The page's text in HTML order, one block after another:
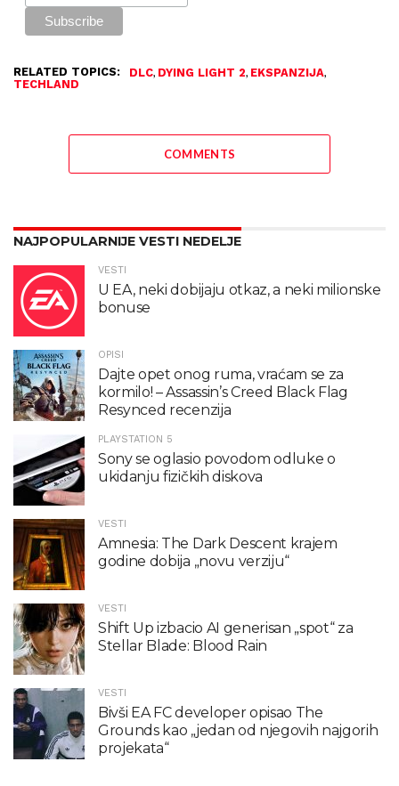
RELATED TOPICS: DLC, DYING LIGHT 2, EKSPANZIJA,
TECHLAND
COMMENTS
NAJPOPULARNIJE VESTI NEDELJE
VESTI
U EA, neki dobijaju otkaz, a neki milionske
bonuse
OPISI
Dajte opet onog ruma, vraćam se za
kormilo! – Assassin’s Creed Black Flag
Resynced recenzija
PLAYSTATION 5
Sony se oglasio povodom odluke o
ukidanju fizičkih diskova
VESTI
Amnesia: The Dark Descent krajem
godine dobija „novu verziju“
VESTI
Shift Up izbacio AI generisan „spot“ za
Stellar Blade: Blood Rain
VESTI
Bivši EA FC developer opisao The
Grounds kao „jedan od njegovih najgorih
projekata“